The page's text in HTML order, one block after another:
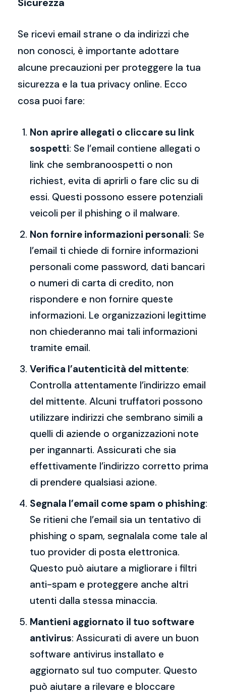
Se ricevi email strane o da indirizzi che
non conosci, è importante adottare
alcune precauzioni per proteggere la tua
sicurezza e la tua privacy online. Ecco
cosa puoi fare:
Non aprire allegati o cliccare su link
sospetti: Se l’email contiene allegati o
link che sembranoospetti o non
richiest, evita di aprirli o fare clic su di
essi. Questi possono essere potenziali
veicoli per il phishing o il malware.
Non fornire informazioni personali: Se
l’email ti chiede di fornire informazioni
personali come password, dati bancari
o numeri di carta di credito, non
rispondere e non fornire queste
informazioni. Le organizzazioni legittime
non chiederanno mai tali informazioni
tramite email.
Verifica l’autenticità del mittente:
Controlla attentamente l’indirizzo email
del mittente. Alcuni truffatori possono
utilizzare indirizzi che sembrano simili a
quelli di aziende o organizzazioni note
per ingannarti. Assicurati che sia
effettivamente l’indirizzo corretto prima
di prendere qualsiasi azione.
Segnala l’email come spam o phishing:
Se ritieni che l’email sia un tentativo di
phishing o spam, segnalala come tale al
tuo provider di posta elettronica.
Questo può aiutare a migliorare i filtri
anti-spam e proteggere anche altri
utenti dalla stessa minaccia.
Mantieni aggiornato il tuo software
antivirus: Assicurati di avere un buon
software antivirus installato e
aggiornato sul tuo computer. Questo
può aiutare a rilevare e bloccare